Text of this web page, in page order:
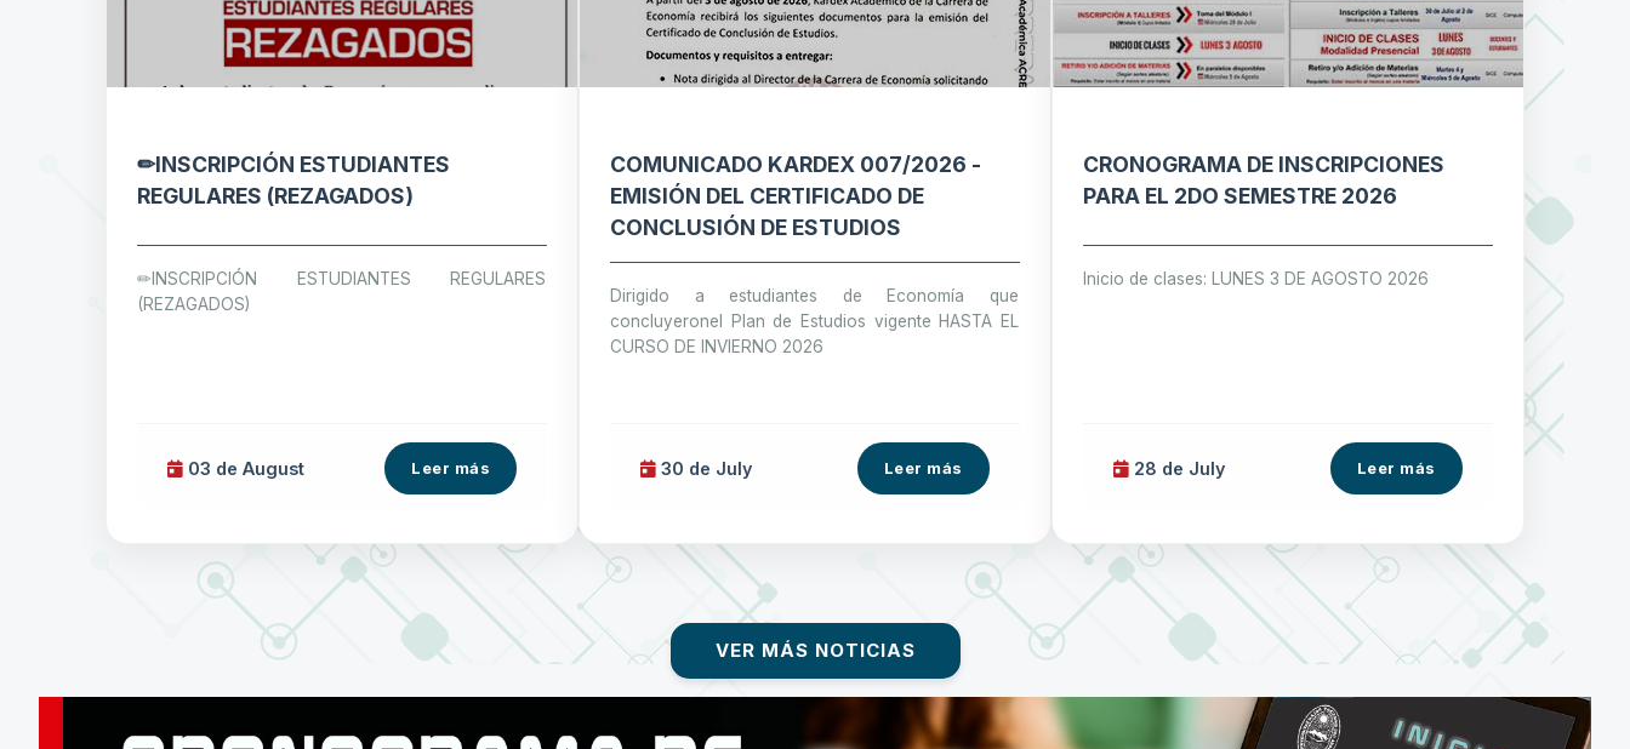
✏INSCRIPCIÓN ESTUDIANTES
REGULARES (REZAGADOS)
✏INSCRIPCIÓN ESTUDIANTES REGULARES
(REZAGADOS)
03 deAugust Leer más
COMUNICADO KARDEX 007/2026 -
EMISIÓN DEL CERTIFICADO DE
CONCLUSIÓN DE ESTUDIOS
Dirigido a estudiantes de Economía que
concluyeronel Plan de Estudios vigente HASTA EL
CURSO DE INVIERNO 2026
30 de July Leer más
CRONOGRAMA DE INSCRIPCIONES
PARA EL 2DO SEMESTRE 2026
Inicio de clases: LUNES 3 DE AGOSTO 2026
28 de July Leer más
VER MÁS NOTICIAS